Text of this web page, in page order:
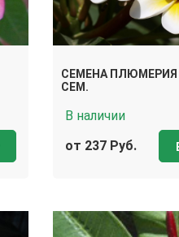
СЕМЕНА ПЛЮМЕРИЯ
СЕМ.
В наличии
от 237 Руб.